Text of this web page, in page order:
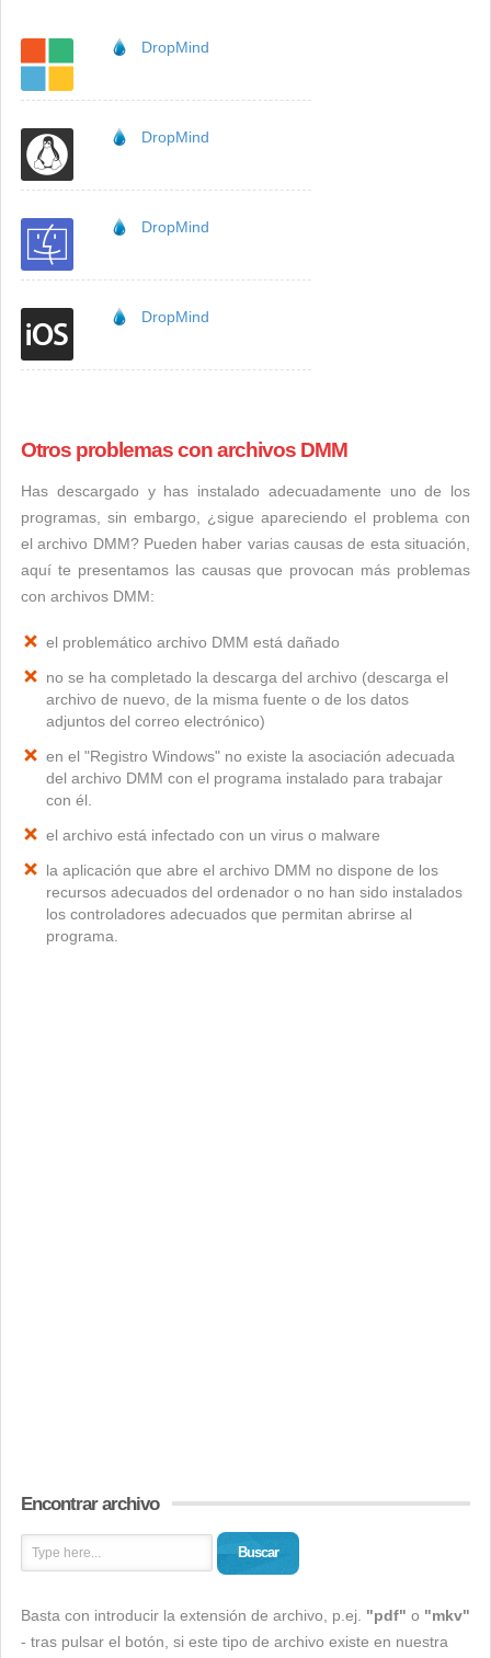
DropMind
DropMind
DropMind
DropMind
Otros problemas con archivos DMM
Has descargado y has instalado adecuadamente uno de los
programas, sin embargo, ¿sigue apareciendo el problema con
el archivo DMM? Pueden haber varias causas de esta situación,
aquí te presentamos las causas que provocan más problemas
con archivos DMM:
el problemático archivo DMM está dañado
no se ha completado la descarga del archivo (descarga el
archivo de nuevo, de la misma fuente o de los datos
adjuntos del correo electrónico)
en el "Registro Windows" no existe la asociación adecuada
del archivo DMM con el programa instalado para trabajar
con él.
el archivo está infectado con un virus o malware
la aplicación que abre el archivo DMM no dispone de los
recursos adecuados del ordenador o no han sido instalados
los controladores adecuados que permitan abrirse al
programa.
Encontrar archivo
Buscar
Basta con introducir la extensión de archivo, p.ej. "pdf" o "mkv"
- tras pulsar el botón, si este tipo de archivo existe en nuestra